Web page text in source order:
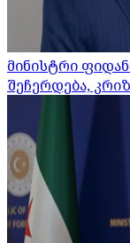
მინისტრი
შეჩერდება,